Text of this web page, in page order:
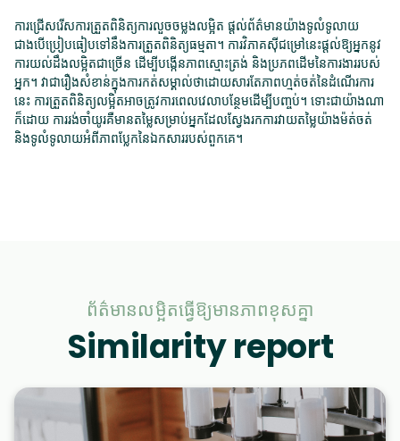
ការជ្រើសរើសការត្រួតពិនិត្យការលួចចម្លងលម្អិត ផ្តល់ព័ត៌មានយ៉ាងទូលំទូលាយ
ជាងបើប្រៀបធៀបទៅនឹងការត្រួតពិនិត្យធម្មតា។ ការវិភាគស៊ីជម្រៅនេះផ្តល់ឱ្យអ្នកនូវ
ការយល់ដឹងលម្អិតជាច្រើន ដើម្បីបង្កើនភាពស្មោះត្រង់ និងប្រភពដើមនៃការងាររបស់
អ្នក។ វាជារឿងសំខាន់ក្នុងការកត់សម្គាល់ថាដោយសារតែភាពហ្មត់ចត់នៃដំណើរការ
នេះ ការត្រួតពិនិត្យលម្អិតអាចត្រូវការពេលវេលាបន្ថែមដើម្បីបញ្ចប់។ ទោះជាយ៉ាងណា
ក៏ដោយ ការរង់ចាំយូរគឺមានតម្លៃសម្រាប់អ្នកដែលស្វែងរកការវាយតម្លៃយ៉ាងម៉ត់ចត់
និងទូលំទូលាយអំពីភាពប្លែកនៃឯកសាររបស់ពួកគេ។
ព័ត៌មានលម្អិតធ្វើឱ្យមានភាពខុសគ្នា
Similarity report